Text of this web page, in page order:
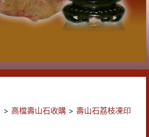
> 高檔壽山石收購 > 壽山石荔枝凍印